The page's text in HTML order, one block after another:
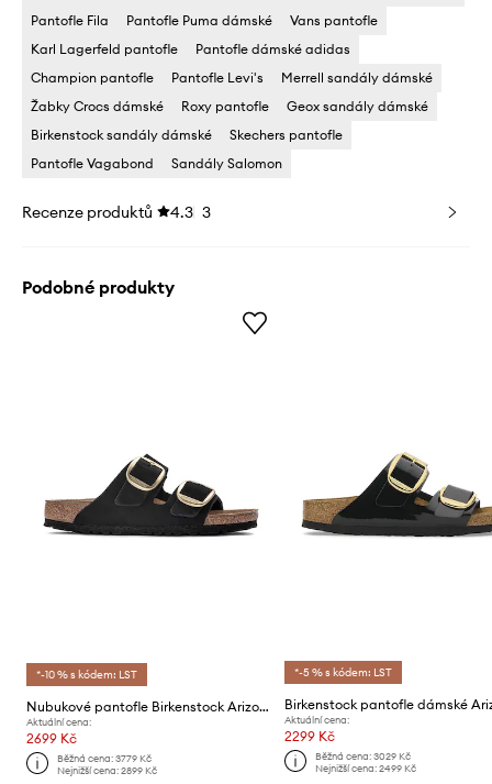
Pantofle Fila Pantofle Puma dámské
Vans pantofle
Karl Lagerfeld pantofle
Pantofle dámské adidas
Champion pantofle
Pantofle Levi's
Merrell sandály dámské
Žabky Crocs dámské
Roxy pantofle
Geox sandály dámské
Birkenstock sandály dámské
Skechers pantofle
Pantofle Vagabond
Sandály Salomon
Recenze produktů 4.3 3
Podobné produkty
*-10 % s kódem: LST
Nubukové pantofle Birkenstock Arizona Big Buckle
Aktuální cena:
2699 Kč
Běžná cena:3779 Kč
Nejnižší cena:2899 Kč
*-5 % s kódem: LST
Aktuální cena:
2299 Kč
Běžná cena: 3029 Kč
Nejnižší cena: 2499 Kč